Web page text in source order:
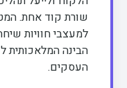
שורת קוד אחת.
למעצבי חוויות
הבינה המלאכותית
העסקים.